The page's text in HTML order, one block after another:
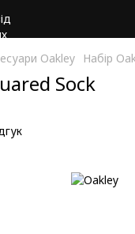
Oakley Набір
Sock